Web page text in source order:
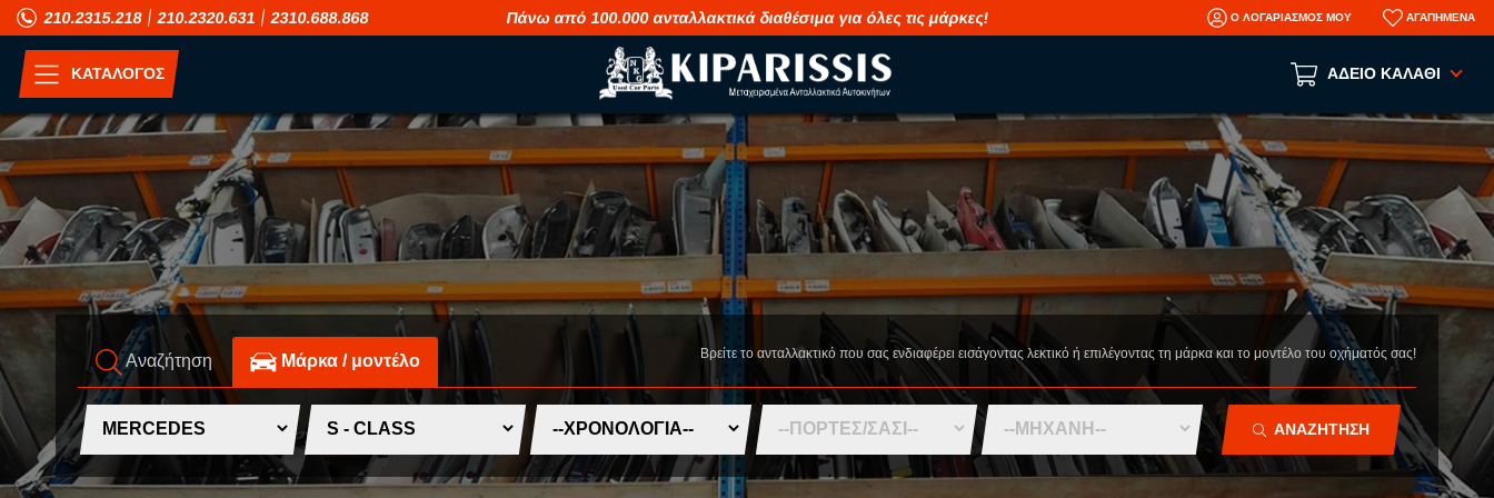
210.2315.218 210.2320.631 2310.688.868 Πάνω από 100.000 ανταλλακτικά διαθέσιμα για όλες τις μάρκες! Ο ΛΟΓΑΡΙΑΣΜΟΣ ΜΟΥ ΑΓΑΠΗΜΕΝΑ
ΚΑΤΑΛΟΓΟΣ ΑΔΕΙΟ ΚΑΛΑΘΙ
Το καλάθι αγορών είναι άδειο!
ΑΝΑ ΜΟΝΤΕΛΟ
A
ALFA ROMEO
ASIA MOTORS
AUDI
BMW
C
H
HUMMER
HYUNDAI
I
INFINITI
ISUZU
M
MAHINDRA
MASERATI
MERCEDES
MG
MINI
S
SAAB
SEAT
SHUANGHUAN
SKODA
SMART
SSANGYONG
ΑΝΑ ΕΙΔΟΣ
ΑΞΕΣΟΥΑΡ
ΦΑΝΟΠΟΙΕΙΑ
AFTERMARKET ΑΝΤΑΛΛΑΚΤΙΚΑ
ΤΡΑΚΑΡΙΣΜΕΝΑ ΑΥΤΟΚΙΝΗΤΑ
ΜΕΤΑΧΕΙΡΙΣΜΕΝΑ ΑΥΤΟΚΙΝΗΤΑ
ΠΛΗΡΟΦΟΡΙΕΣ
Αναζήτηση Mάρκα / μοντέλο Βρείτε το ανταλλακτικό που σας ενδιαφέρει εισάγοντας λεκτικό ή επιλέγοντας τη μάρκα και το μοντέλο του οχήματός σας!
ΑΝΑΖΗΤΗΣΗ